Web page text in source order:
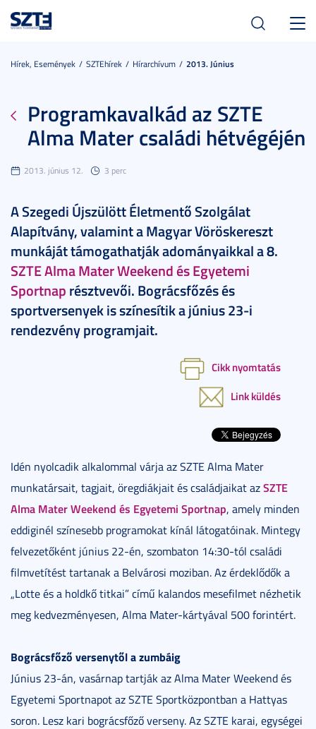
Hírek, Események SZTEhírek Hírarchívum 2013. Június
Programkavalkád az SZTE
Alma Mater családi hétvégéjén
2013. június 12. 3 perc
A Szegedi Újszülött Életmentő Szolgálat
Alapítvány, valamint a Magyar Vöröskereszt
munkáját támogathatják adományaikkal a 8.
SZTE Alma Mater Weekend és Egyetemi
Sportnap résztvevői. Bográcsfőzés és
sportversenyek is színesítik a június 23-i
rendezvény programjait.
Cikk nyomtatás
Link küldés
Idén nyolcadik alkalommal várja az SZTE Alma Mater
munkatársait, tagjait, öregdiákjait és családjaikat azSZTE
Alma Mater Weekend és Egyetemi Sportnap, amely minden
eddiginél színesebb programokat kínál látogatóinak. Mintegy
felvezetőként június 22-én, szombaton 14:30-tól családi
filmvetítést tartanak a Belvárosi moziban. Az érdeklődők a
„Lotte és a holdkő titkai” című kalandos mesefilmet nézhetik
meg kedvezményesen, Alma Mater-kártyával 500 forintért.
Bográcsfőző versenytől a zumbáig
Június 23-án, vasárnap tartják az Alma Mater Weekend és
Egyetemi Sportnapot az SZTE Sportközpontban a Hattyas
soron. Lesz kari bográcsfőző verseny. Az SZTE karai, egységei